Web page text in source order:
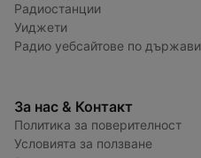
Радиостанции
Уиджети
Радио уебсайтове по държави
За нас & Контакт
Политика за поверителност
Условията за ползване